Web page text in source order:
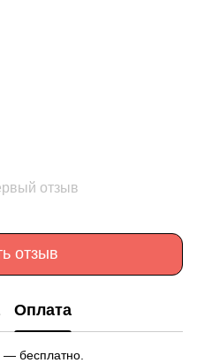
отзыв
отзыв
Оплата
бесплатно.